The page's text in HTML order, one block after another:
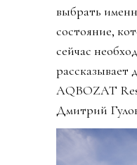
выбрать
состояние,
сейчас
рассказывает
AQBOZAT
Дмитрий